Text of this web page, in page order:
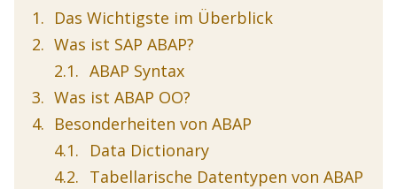
Das Wichtigste im Überblick
Was ist SAP ABAP?
ABAP Syntax
Was ist ABAP OO?
Besonderheiten von ABAP
Data Dictionary
Tabellarische Datentypen von ABAP